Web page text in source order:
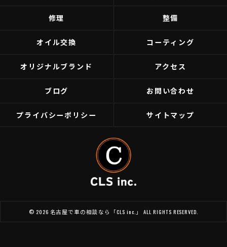
修理 整備
オイル交換 コーティング
オリジナルブランド アクセス
ブログ お問い合わせ
プライバシーポリシー サイトマップ
© 2026 名古屋で車の相談なら「CLS inc.」 ALL RIGHTS RESERVED.